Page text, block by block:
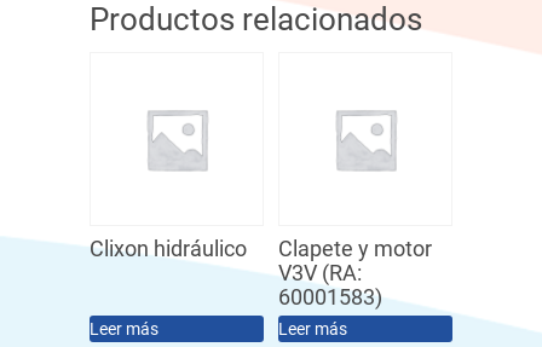
Productos relacionados
Clixon hidráulico
Leer más
Clapete y motor
V3V (RA:
60001583)
Leer más